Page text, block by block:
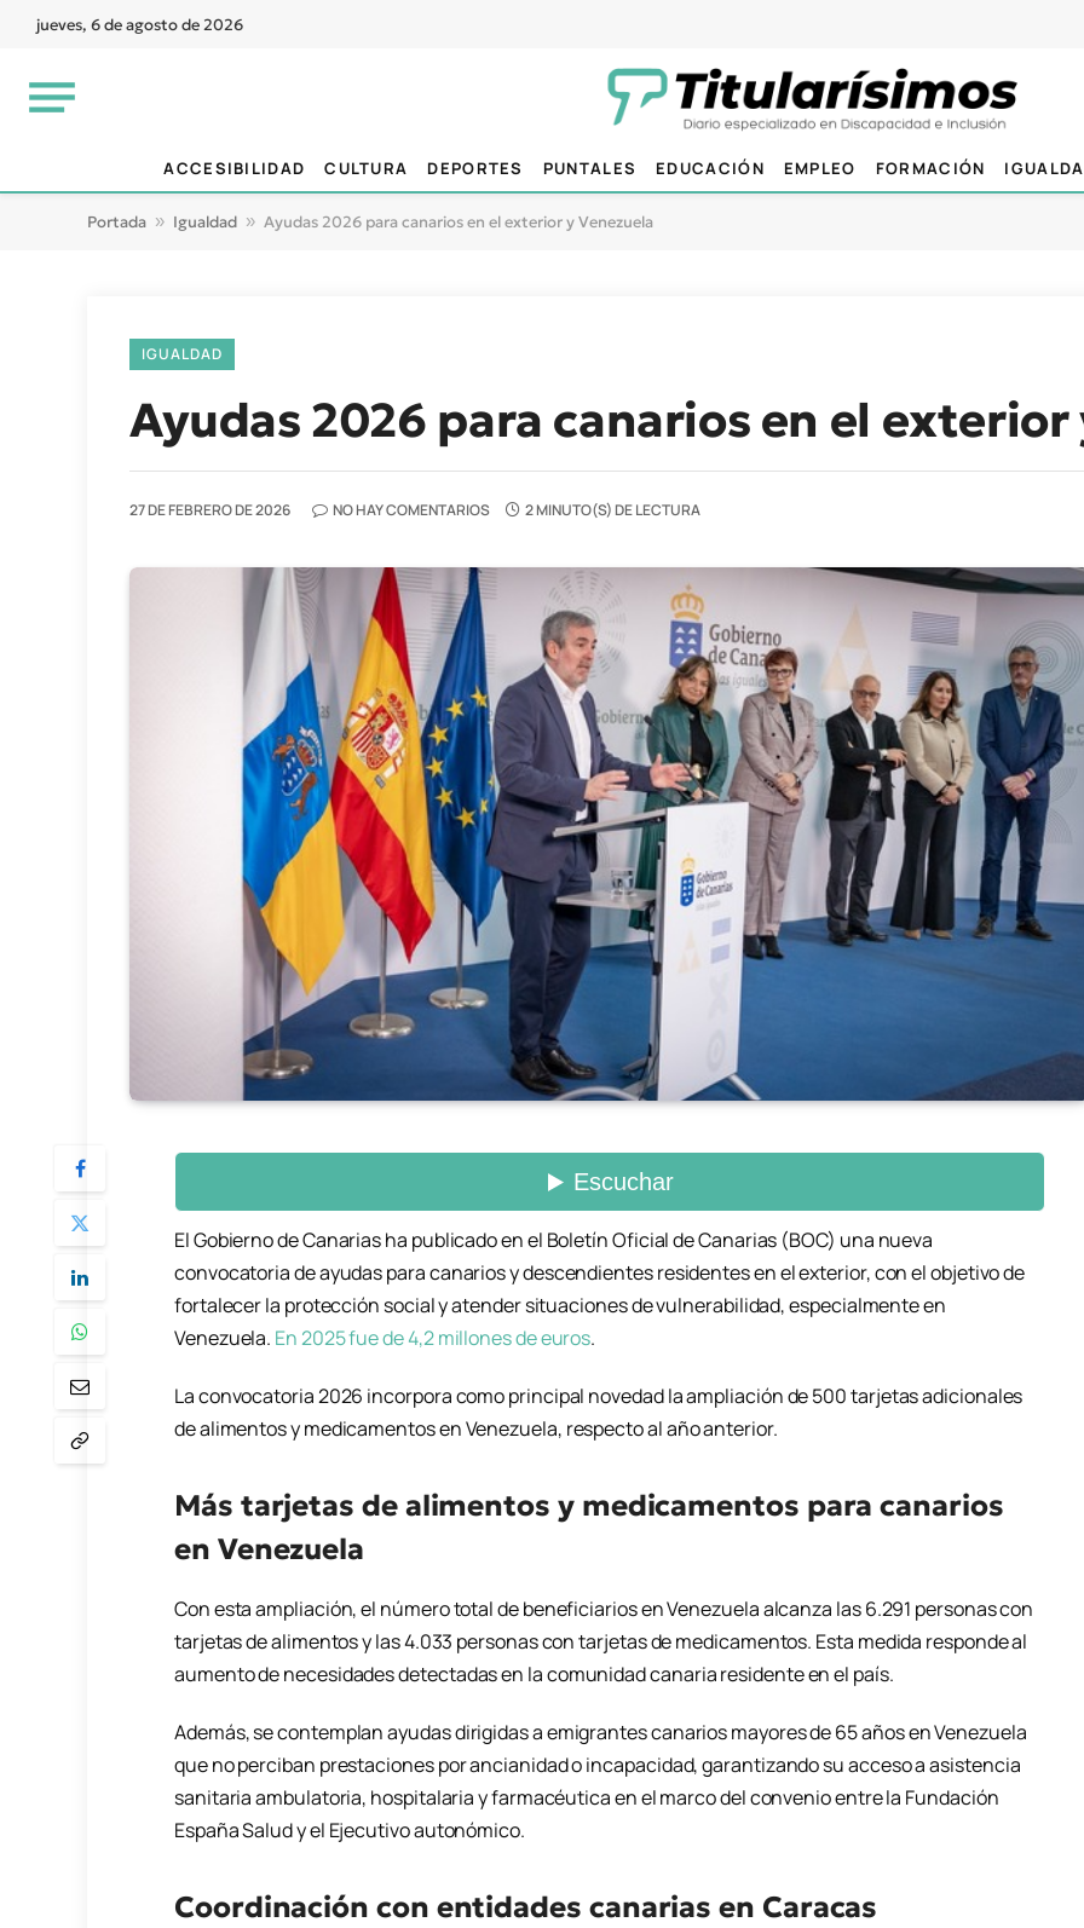
jueves, 6 de agosto de 2026
ACCESIBILIDAD CULTURA DEPORTES PUNTALES EDUCACIÓN EMPLEO FORMACIÓN
Portada » Igualdad » Ayudas 2026 para canarios en el exterior y Venezuela
IGUALDAD
Ayudas 2026 para canarios en el exterior
27 DE FEBRERO DE 2026 NO HAY COMENTARIOS 2 MINUTO(S) DE LECTURA
El Gobierno de Canarias ha publicado en el Boletín Oficial de Canarias (BOC) una nueva
convocatoria de ayudas para canarios y descendientes residentes en el exterior, con el objetivo de
fortalecer la protección social y atender situaciones de vulnerabilidad, especialmente en
Venezuela. En 2025 fue de 4,2 millones de euros.
La convocatoria 2026 incorpora como principal novedad la ampliación de 500 tarjetas adicionales
de alimentos y medicamentos en Venezuela, respecto al año anterior.
Más tarjetas de alimentos y medicamentos para canarios
en Venezuela
Con esta ampliación, el número total de beneficiarios en Venezuela alcanza las 6.291 personas con
tarjetas de alimentos y las 4.033 personas con tarjetas de medicamentos. Esta medida responde al
aumento de necesidades detectadas en la comunidad canaria residente en el país.
Además, se contemplan ayudas dirigidas a emigrantes canarios mayores de 65 años en Venezuela
que no perciban prestaciones por ancianidad o incapacidad, garantizando su acceso a asistencia
sanitaria ambulatoria, hospitalaria y farmacéutica en el marco del convenio entre la Fundación
España Salud y el Ejecutivo autonómico.
Coordinación con entidades canarias en Caracas